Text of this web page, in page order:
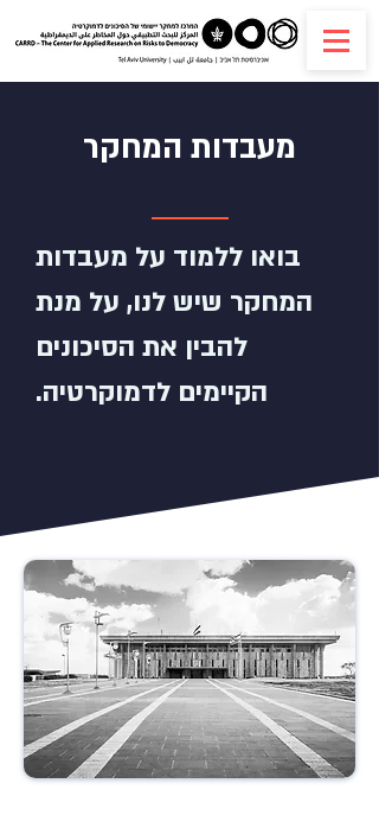
מעבדות המחקר
בואו ללמוד על מעבדות
המחקר שיש לנו, על מנת
להבין את הסיכונים
הקיימים לדמוקרטיה.